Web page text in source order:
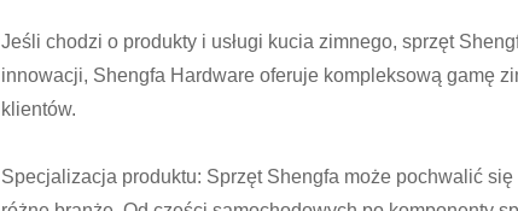
Jeśli chodzi o produkty i usługi kucia zimnego, sprzęt
innowacji, Shengfa Hardware oferuje kompleksową gamę
klientów.
Specjalizacja produktu: Sprzęt Shengfa może pochwalić